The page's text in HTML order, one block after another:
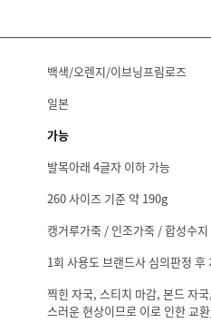
백색/오렌지/이브닝프림로즈
일본
가능
발목아래 4글자 이하 가능
260 사이즈 기준 약 190g
캥거루가죽 / 인조가죽 / 합성수지
1회 사용도 브랜드사 심의판정
찍힌 자국, 스티치 마감, 본드 자
스러운 현상이므로 이로 인한 교